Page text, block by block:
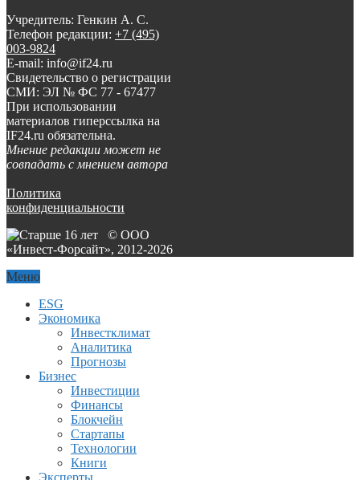
Учредитель: Генкин А. С.
Телефон редакции: +7 (495)
003-9824
E-mail: info@if24.ru
Свидетельство о регистрации
СМИ: ЭЛ № ФС 77 - 67477
При использовании
материалов гиперссылка на
IF24.ru обязательна.
Мнение редакции может не
совпадать с мнением автора
Политика
конфиденциальности
© ООО
«Инвест-Форсайт», 2012-2026
Меню
ESG
Экономика
Инвестклимат
Аналитика
Прогнозы
Бизнес
Инвестиции
Финансы
Блокчейн
Стартапы
Технологии
Книги
Эксперты